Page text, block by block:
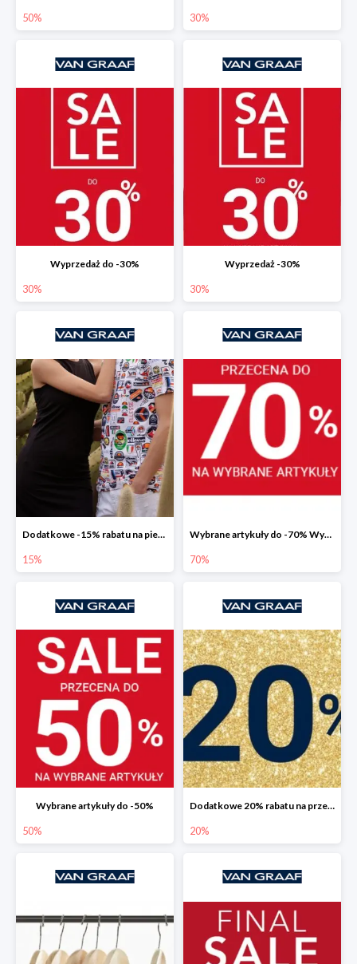
50% 30%
Wyprzedaż do -30%
30%
Wyprzedaż -30%
30%
Dodatkowe -15% rabatu na pierwsze zamówienie w aplikacji
15%
Wybrane artykuły do -70% Wyprzedaż
70%
Wybrane artykuły do -50%
50%
Dodatkowe 20% rabatu na przecenione produkty w VAN GRAAF
20%